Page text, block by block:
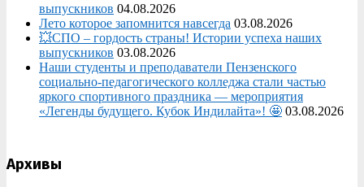
выпускников 04.08.2026
Лето которое запомнится навсегда 03.08.2026
💥СПО – гордость страны! Истории успеха наших
выпускников 03.08.2026
Наши студенты и преподаватели Пензенского
социально‑педагогического колледжа стали частью
яркого спортивного праздника — мероприятия
«Легенды будущего. Кубок Индилайта»! 🤩 03.08.2026
Архивы